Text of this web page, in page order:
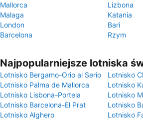
Mallorca
Lizbona
Malaga
Katania
London
Bari
Barcelona
Rzym
Najpopularniejsze lotniska
Lotnisko Bergamo-Orio al Serio
Lotnisko
Lotnisko Palma de Mallorca
Lotnisko
Lotnisko Lisbona-Portela
Lotnisko
Lotnisko Barcelona-El Prat
Lotnisko
Lotnisko Alghero
Lotnisko